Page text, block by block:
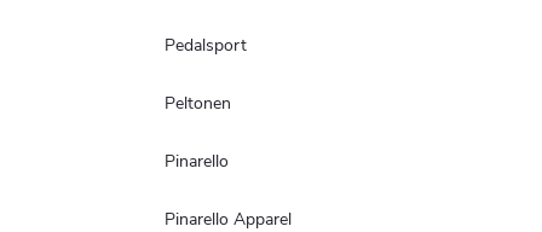
Pedalsport
Peltonen
Pinarello
Pinarello Apparel